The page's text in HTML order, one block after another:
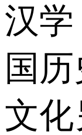
汉
国
文